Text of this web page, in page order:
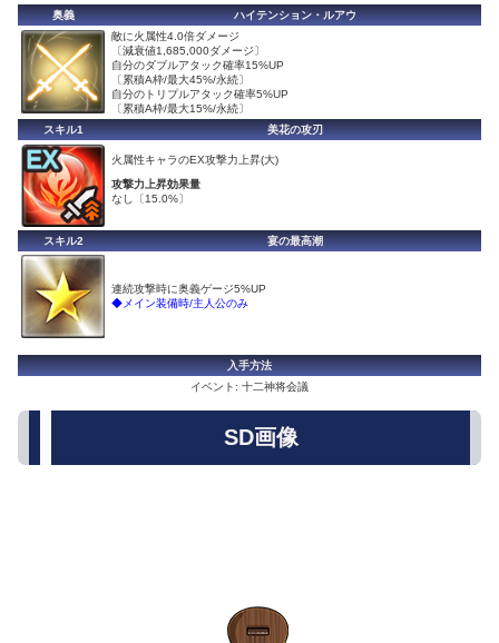
奥義
ハイテンション・ルアウ
敵に火属性4.0倍ダメージ
〔減衰値1,685,000ダメージ〕
自分のダブルアタック確率15%UP
〔累積A枠/最大45%/永続〕
自分のトリプルアタック確率5%UP
〔累積A枠/最大15%/永続〕
スキル1
美花の攻刃
火属性キャラのEX攻撃力上昇(大)
攻撃力上昇効果量
なし〔15.0%〕
スキル2 宴の最高潮
連続攻撃時に奥義ゲージ5%UP
◆メイン装備時/主人公のみ
入手方法
イベント: 十二神将会議
SD画像